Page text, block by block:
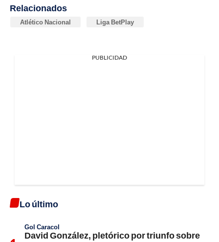
Relacionados
Atlético Nacional Liga BetPlay
PUBLICIDAD
Lo último
Gol Caracol
David González, pletórico por triunfo sobre